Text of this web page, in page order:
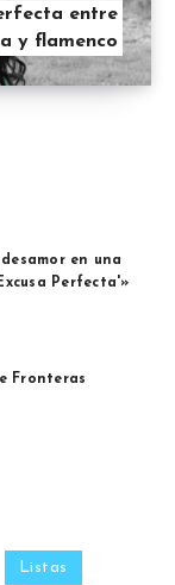
entre
y flamenco
en una
Perfecta'»
Fronteras
Listas